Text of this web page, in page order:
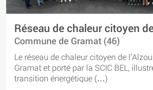
Réseau de chaleur citoyen
Commune de Gramat (46)
Le réseau de chaleur citoyen de
Gramat et porté par la SCIC BEL,
transition énergétique (…)